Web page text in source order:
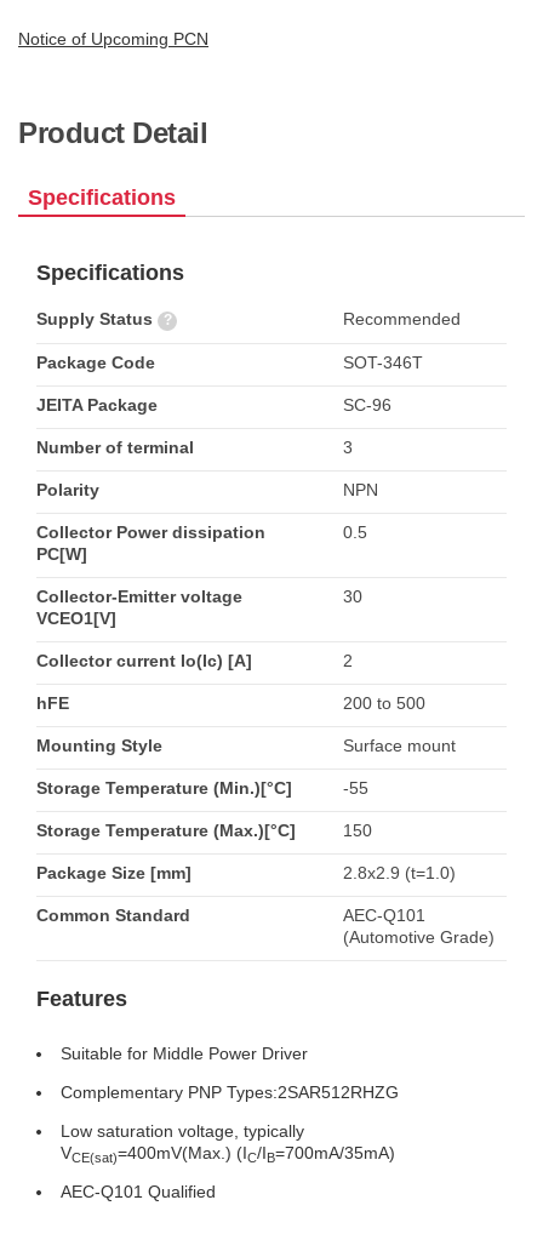
Notice of Upcoming PCN
Product Detail
Specifications
Specifications
Supply Status ? Recommended
Package Code SOT-346T
JEITA Package SC-96
Number of terminal 3
Polarity NPN
Collector Power dissipation
PC[W]
0.5
Collector-Emitter voltage
VCEO1[V]
30
Collector current Io(Ic) [A] 2
hFE 200 to 500
Mounting Style Surface mount
Storage Temperature (Min.)[°C] -55
Storage Temperature (Max.)[°C] 150
Package Size [mm] 2.8x2.9 (t=1.0)
Common Standard
AEC-Q101
(Automotive Grade)
Features
Suitable for Middle Power Driver
Complementary PNP Types:2SAR512RHZG
Low saturation voltage, typically
VCE(sat)=400mV(Max.) (IC/IB=700mA/35mA)
AEC-Q101 Qualified